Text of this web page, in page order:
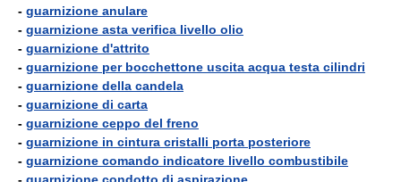
- guarnizione anulare
- guarnizione asta verifica livello olio
- guarnizione d'attrito
- guarnizione per bocchettone uscita acqua testa cilindri
- guarnizione della candela
- guarnizione di carta
- guarnizione ceppo del freno
- guarnizione in cintura cristalli porta posteriore
- guarnizione comando indicatore livello combustibile